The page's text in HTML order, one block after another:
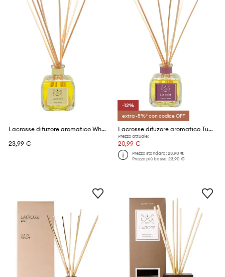
Lacrosse difuzore aromatico White Musk 100 ml
23,99 €
-12%
extra -5%* con codice OFF
Lacrosse difuzore aromatico Tuberose Bloom 100 ml
Prezzo attuale:
20,99 €
Prezzo standard:23,90 €
Prezzo più basso:23,90 €